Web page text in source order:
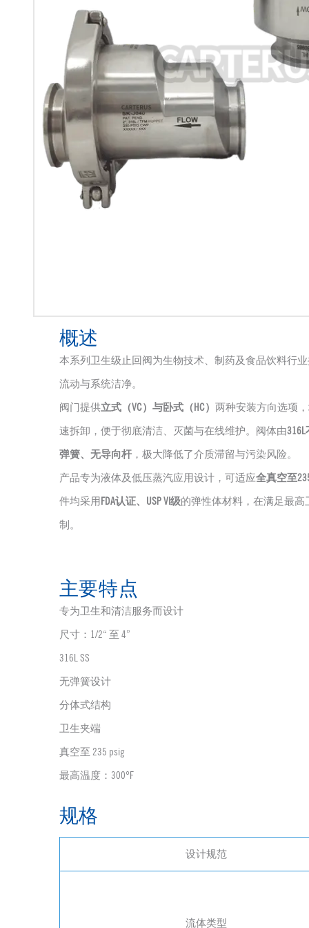
概述
本系列卫生级止回阀为生物技术、制药及食品饮料行
流动与系统洁净。
阀门提供立式（VC）与卧式（HC） 两种安装方向选项
速拆卸，便于彻底清洁、灭菌与在线维护。阀体由
弹簧、无导向杆，极大降低了介质滞留与污染风险。
产品专为液体及低压蒸汽应用设计，可适应全真空至
件均采用FDA认证、USP VI级的弹性体材料，在满足最
制。
主要特点
专为卫生和清洁服务而设计
尺寸：1/2“ 至 4”
316L SS
无弹簧设计
分体式结构
卫生夹端
真空至 235 psig
最高温度：300°F
规格
设计规范
流体类型